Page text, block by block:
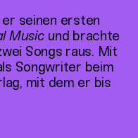
seinen ersten
Music und brachte
Songs raus. Mit
Songwriter beim
mit dem er bis